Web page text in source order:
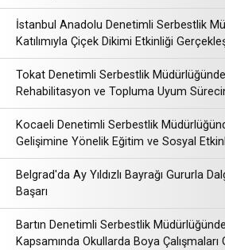
İstanbul Anadolu Denetimli Serbestlik
Katılımıyla Çiçek Dikimi Etkinliği
Tokat Denetimli Serbestlik
Rehabilitasyon ve Topluma Uyum
Kocaeli Denetimli Serbestlik
Gelişimine Yönelik Eğitim ve Sosyal
Belgrad'da Ay Yıldızlı Bayrağı Gururla
Başarı
Bartın Denetimli Serbestlik
Kapsamında Okullarda Boya